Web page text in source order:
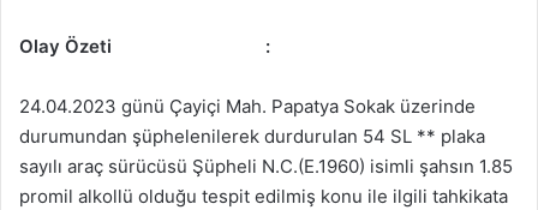
Olay Özeti :
24.04.2023 günü Çayiçi Mah. Papatya Sokak üzerinde
durumundan şüphelenilerek durdurulan 54 SL ** plaka
sayılı araç sürücüsü Şüpheli N.C.(E.1960) isimli şahsın 1.85
promil alkollü olduğu tespit edilmiş konu ile ilgili tahkikata